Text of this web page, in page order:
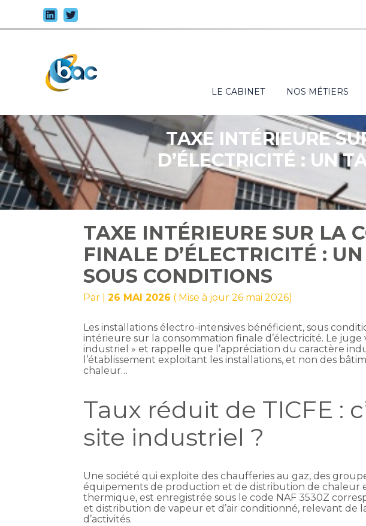
au
contenu
Principal
LE CABINET NOS MÉTIERS
TAXE INTÉRIEURE
D’ÉLECTRICITÉ : UN
TAXE INTÉRIEURE SUR LA
FINALE D’ÉLECTRICITÉ :
SOUS CONDITIONS
Par |26 MAI 2026 ( Mise à jour 26 mai 2026)
Les installations électro-intensives bénéficient, sous
intérieure sur la consommation finale d’électricité. Le
industriel » et rappelle que l’appréciation du caractère
l’établissement exploitant les installations, et non des
chaleur…
Taux réduit de TICFE :
site industriel ?
Une société qui exploite des chaufferies au gaz, des
équipements de production et de distribution de chaleur
thermique, est enregistrée sous le code NAF 3530Z
et distribution de vapeur et d’air conditionné, relevant de
d’activités.